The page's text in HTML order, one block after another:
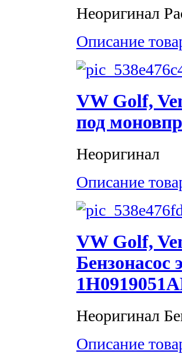
Неоригинал
Описание
VW Golf,
под
Неоригинал
Описание
VW Golf,
Бензонасос
Неоригинал
Описание